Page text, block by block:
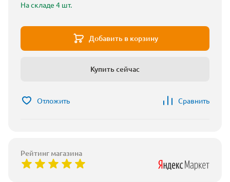
На складе 4 шт.
Добавить в корзину
Купить сейчас
Отложить Сравнить
Рейтинг магазина